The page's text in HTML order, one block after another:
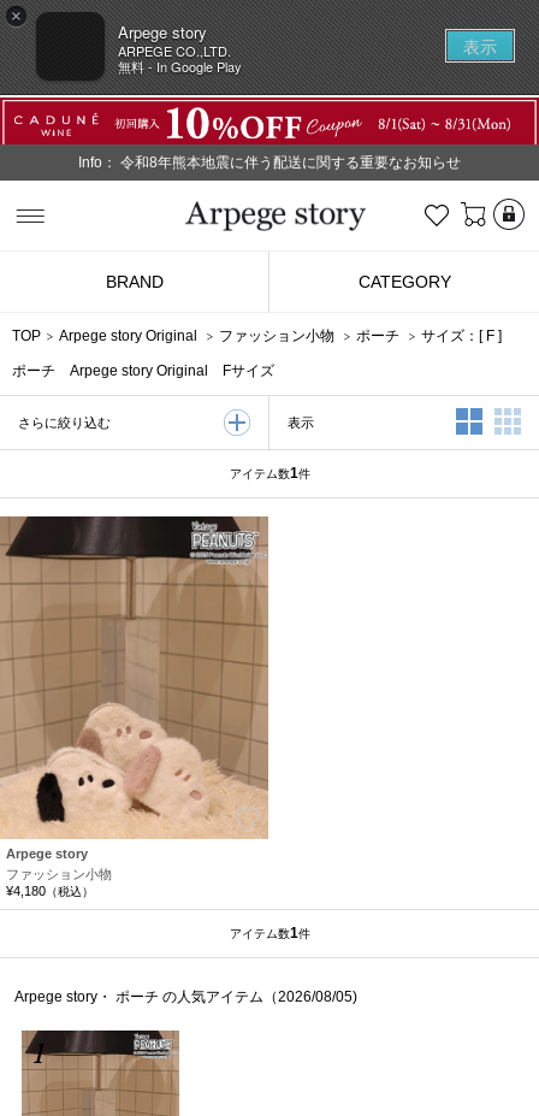
×
Arpege story
ARPEGE CO.,LTD.
無料 - In Google Play
表示
Info： 令和8年熊本地震に伴う配送に関する重要なお知らせ
お気に入り
BRAND CATEGORY
TOP Arpege story Original ファッション小物 ポーチ サイズ：[ F ]
ポーチ Arpege story Original Fサイズ
さらに絞り込む 表示 2列表示
アイテム数1件
Arpege story
ファッション小物
¥4,180 （税込）
アイテム数1件
Arpege story・ ポーチ の人気アイテム（2026/08/05)
1